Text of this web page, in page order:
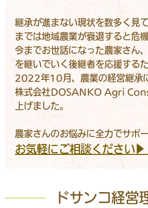
継承が進まない現状を数多く見
までは地域農業が衰退すると危
今までお世話になった農家さん
を継いでいく後継者を応援するた
2022年10月、農業の経営継承
株式会社DOSANKO Agri
上げました。
農家さんのお悩みに全力でサポ
お気軽にご相談ください
ドサンコ経営